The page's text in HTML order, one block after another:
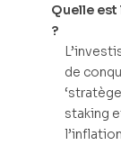
Quelle est
?
de
staking